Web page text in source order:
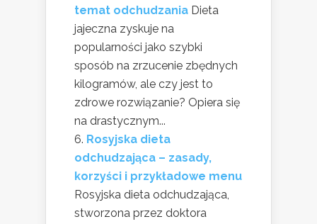
temat odchudzania Dieta
jajeczna zyskuje na
popularności jako szybki
sposób na zrzucenie zbędnych
kilogramów, ale czy jest to
zdrowe rozwiązanie? Opiera się
na drastycznym...
Rosyjska dieta
odchudzająca – zasady,
korzyści i przykładowe menu
Rosyjska dieta odchudzająca,
stworzona przez doktora